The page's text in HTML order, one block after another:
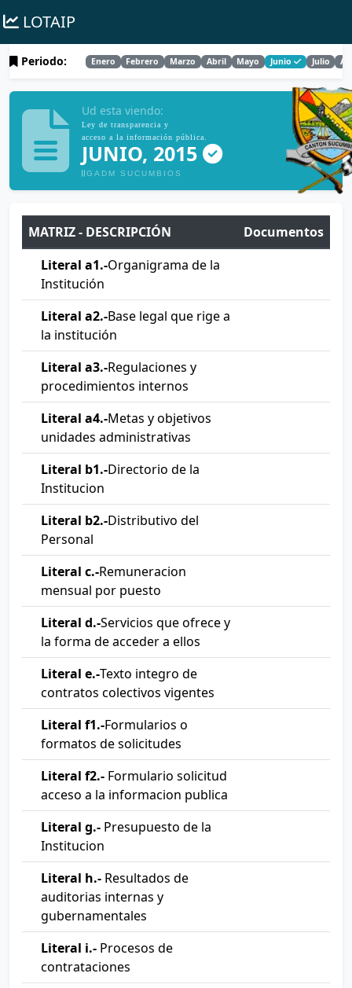
LOTAIP
Periodo: Enero Febrero Marzo Abril Mayo Junio Julio
Ud esta viendo:
Ley de transparencia y
acceso a la información pública.
JUNIO, 2015
GADM SUCUMBIOS
MATRIZ - DESCRIPCIÓN
Documentos
Literal a1.-Organigrama de la
Institución
Literal a2.-Base legal que rige a
la institución
Literal a3.-Regulaciones y
procedimientos internos
Literal a4.-Metas y objetivos
unidades administrativas
Literal b1.-Directorio de la
Institucion
Literal b2.-Distributivo del
Personal
Literal c.-Remuneracion
mensual por puesto
Literal d.-Servicios que ofrece y
la forma de acceder a ellos
Literal e.-Texto integro de
contratos colectivos vigentes
Literal f1.-Formularios o
formatos de solicitudes
Literal f2.- Formulario solicitud
acceso a la informacion publica
Literal g.- Presupuesto de la
Institucion
Literal h.- Resultados de
auditorias internas y
gubernamentales
Literal i.- Procesos de
contrataciones